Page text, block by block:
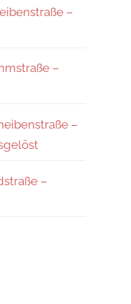
–
–
–
–